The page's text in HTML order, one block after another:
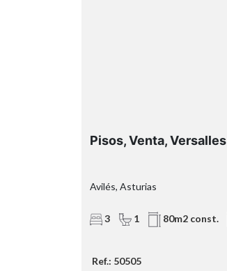
Pisos, Venta, Versalles
Avilés, Asturias
3 1 80m2 const.
Ref.: 50505